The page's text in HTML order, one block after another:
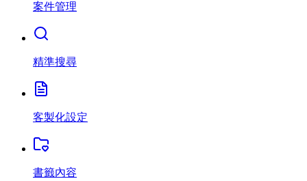
案件管理
精準搜尋
客製化設定
書籤內容